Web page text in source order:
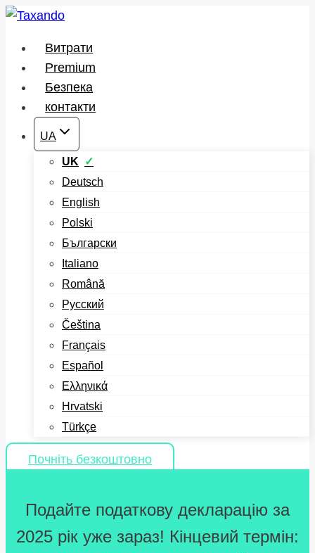
Перейти
вмісту
Витрати
Premium
Безпека
контакти
UA
UK
Deutsch
English
Polski
Български
Italiano
Română
Русский
Čeština
Français
Español
Ελληνικά
Hrvatski
Türkçe
Почніть безкоштовно
Подайте податкову декларацію за
2025 рік уже зараз! Кінцевий термін: